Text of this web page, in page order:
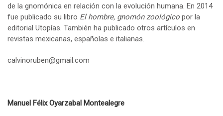
de la gnomónica en relación con la evolución humana. En 2014
fue publicado su libro El hombre, gnomón zoológico por la
editorial Utopías. También ha publicado otros artículos en
revistas mexicanas, españolas e italianas.
calvinoruben@gmail.com
Manuel Félix Oyarzabal Montealegre